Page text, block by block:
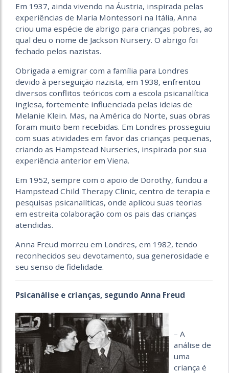
Em 1937, ainda vivendo na Áustria, inspirada pelas
experiências de Maria Montessori na Itália, Anna
criou uma espécie de abrigo para crianças pobres, ao
qual deu o nome de Jackson Nursery. O abrigo foi
fechado pelos nazistas.
Obrigada a emigrar com a família para Londres
devido à perseguição nazista, em 1938, enfrentou
diversos conflitos teóricos com a escola psicanalítica
inglesa, fortemente influenciada pelas ideias de
Melanie Klein. Mas, na América do Norte, suas obras
foram muito bem recebidas. Em Londres prosseguiu
com suas atividades em favor das crianças pequenas,
criando as Hampstead Nurseries, inspirada por sua
experiência anterior em Viena.
Em 1952, sempre com o apoio de Dorothy, fundou a
Hampstead Child Therapy Clinic, centro de terapia e
pesquisas psicanalíticas, onde aplicou suas teorias
em estreita colaboração com os pais das crianças
atendidas.
Anna Freud morreu em Londres, em 1982, tendo
reconhecidos seu devotamento, sua generosidade e
seu senso de fidelidade.
Psicanálise e crianças, segundo Anna Freud
– A
análise de
uma
criança é